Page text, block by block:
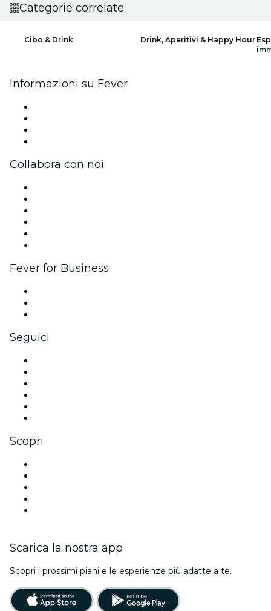
Categorie correlate
Cibo & Drink Drink, Aperitivi & Happy Hour
Informazioni su Fever
Collabora con noi
Fever for Business
Seguici
Scopri
Scarica la nostra app
Scopri i prossimi piani e le esperienze più adatte a te.